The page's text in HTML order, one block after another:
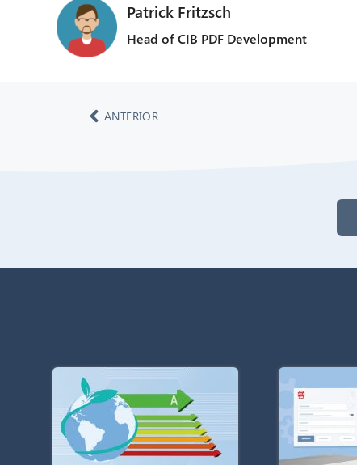
Patrick Fritzsch
Head of CIB PDF Development
ANTERIOR